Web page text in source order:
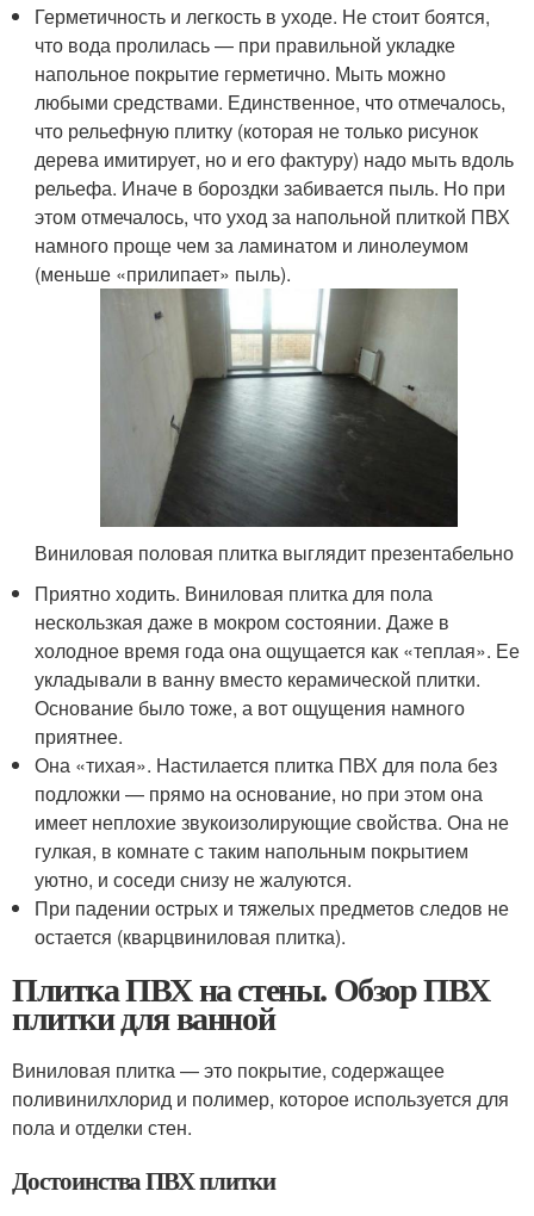
Герметичность и легкость в уходе. Не стоит боятся,
что вода пролилась — при правильной укладке
напольное покрытие герметично. Мыть можно
любыми средствами. Единственное, что отмечалось,
что рельефную плитку (которая не только рисунок
дерева имитирует, но и его фактуру) надо мыть вдоль
рельефа. Иначе в бороздки забивается пыль. Но при
этом отмечалось, что уход за напольной плиткой ПВХ
намного проще чем за ламинатом и линолеумом
(меньше «прилипает» пыль).
Виниловая половая плитка выглядит презентабельно
Приятно ходить. Виниловая плитка для пола
нескользкая даже в мокром состоянии. Даже в
холодное время года она ощущается как «теплая». Ее
укладывали в ванну вместо керамической плитки.
Основание было тоже, а вот ощущения намного
приятнее.
Она «тихая». Настилается плитка ПВХ для пола без
подложки — прямо на основание, но при этом она
имеет неплохие звукоизолирующие свойства. Она не
гулкая, в комнате с таким напольным покрытием
уютно, и соседи снизу не жалуются.
При падении острых и тяжелых предметов следов не
остается (кварцвиниловая плитка).
Плитка ПВХ на стены. Обзор ПВХ
плитки для ванной
Виниловая плитка — это покрытие, содержащее
поливинилхлорид и полимер, которое используется для
пола и отделки стен.
Достоинства ПВХ плитки